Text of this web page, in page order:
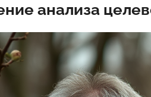
анализа